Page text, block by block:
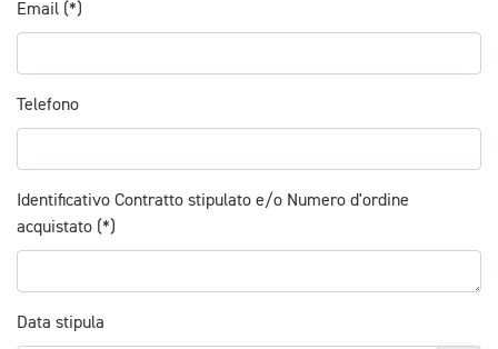
Email (*)
Telefono
Identificativo Contratto stipulato e/o Numero d'ordine
acquistato (*)
Data stipula